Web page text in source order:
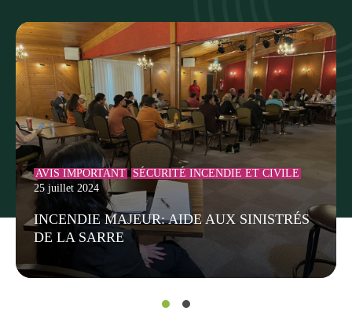
AVIS IMPORTANT
SÉCURITÉ INCENDIE ET CIVILE
25 juillet 2024
INCENDIE MAJEUR: AIDE AUX SINISTRÉS
DE LA SARRE